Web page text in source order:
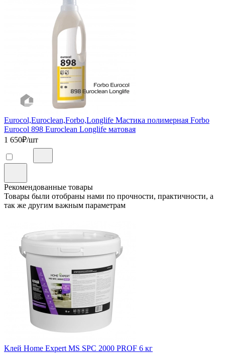
Eurocol,Euroclean,Forbo,Longlife Мастика полимерная Forbo
Eurocol 898 Euroclean Longlife матовая
1 650₽/шт
Рекомендованные товары
Товары были отобраны нами по прочности, практичности, а
так же другим важным параметрам
Клей Home Expert MS SPC 2000 PROF 6 кг